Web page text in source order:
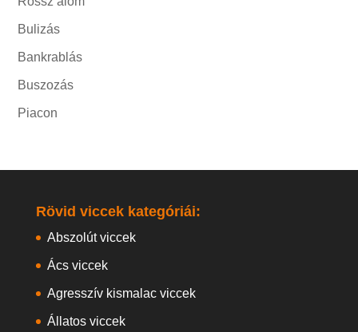
Bulizás
Bankrablás
Buszozás
Piacon
Rövid viccek kategóriái:
Abszolút viccek
Ács viccek
Agresszív kismalac viccek
Állatos viccek